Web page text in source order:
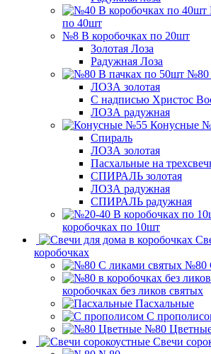
по 40шт
№8 В коробочках по 20шт
Золотая Лоза
Радужная Лоза
№80
ЛОЗА золотая
С надписью Христос
ЛОЗА радужная
Конусные
Спираль
ЛОЗА золотая
Пасхальные на
СПИРАЛЬ золотая
ЛОЗА радужная
СПИРАЛЬ радужная
коробочках по 10шт
коробочках
№80
коробочках без ликов святых
Пасхальные
С
№80
Свечи